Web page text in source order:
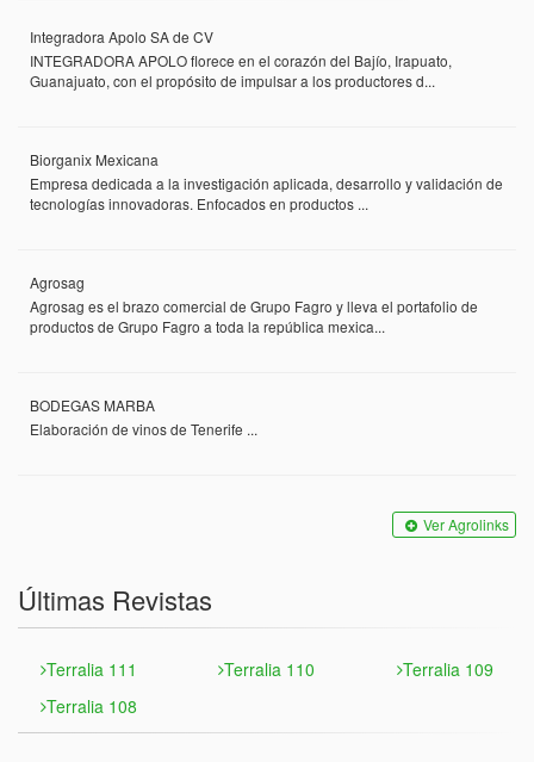
Integradora Apolo SA de CV
INTEGRADORA APOLO florece en el corazón del Bajío, Irapuato,
Guanajuato, con el propósito de impulsar a los productores d...
Biorganix Mexicana
Empresa dedicada a la investigación aplicada, desarrollo y validación de
tecnologías innovadoras. Enfocados en productos ...
Agrosag
Agrosag es el brazo comercial de Grupo Fagro y lleva el portafolio de
productos de Grupo Fagro a toda la república mexica...
BODEGAS MARBA
Elaboración de vinos de Tenerife ...
Ver Agrolinks
Últimas Revistas
Terralia 111 Terralia 110
Terralia 109
Terralia 108